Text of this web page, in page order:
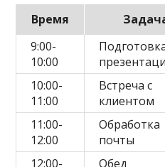
Время
9:00-
10:00
10:00-
11:00
Встреча с
клиентом
11:00-
12:00
Обработка
почты
12:00-
Обед